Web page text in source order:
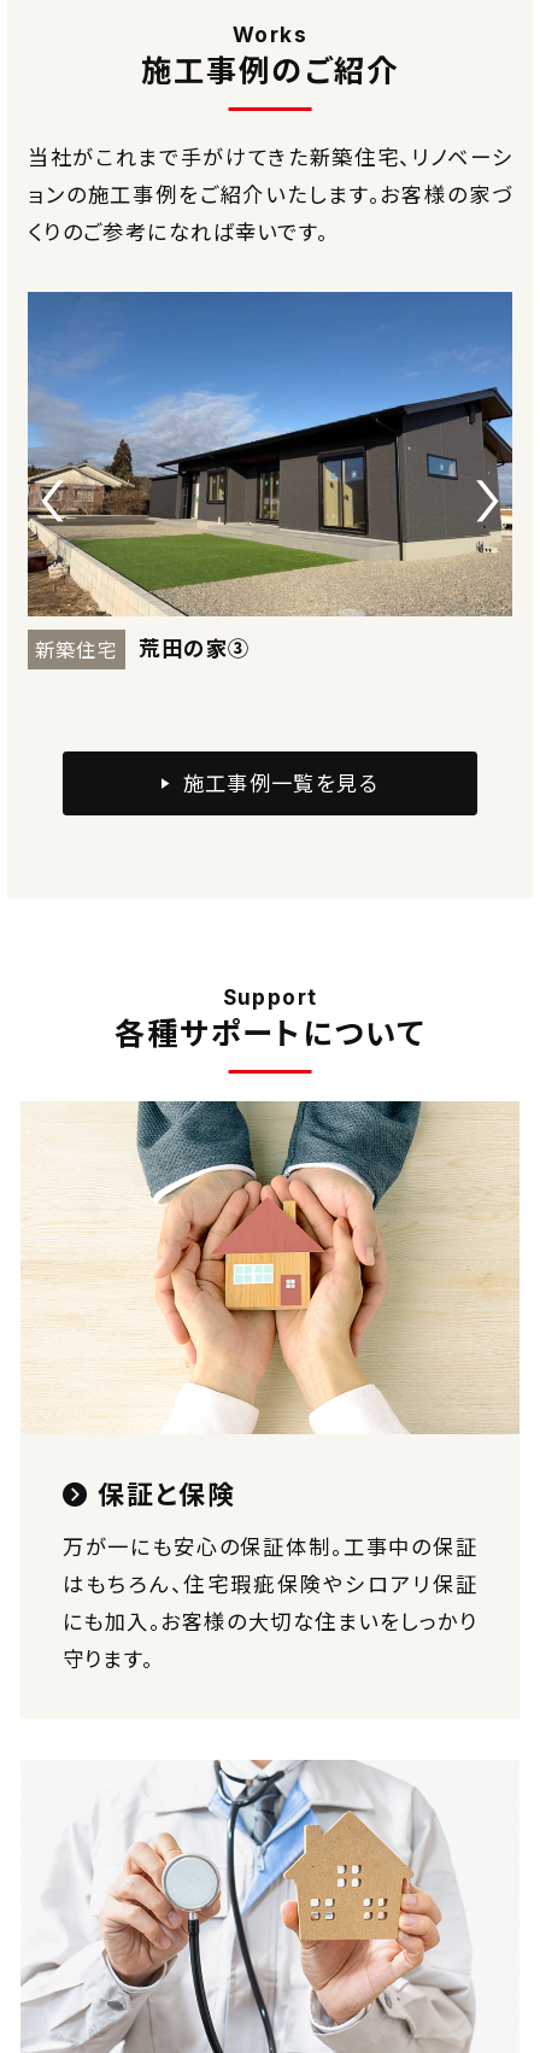
Works
施工事例のご紹介
当社がこれまで手がけてきた新築住宅、リノベーシ
ョンの施工事例をご紹介いたします。お客様の家づ
くりのご参考になれば幸いです。
リノベーション 元町の家⑤
施工事例一覧を見る
Support
各種サポートについて
保証と保険
万が一にも安心の保証体制。工事中の保証
はもちろん、住宅瑕疵保険やシロアリ保証
にも加入。お客様の大切な住まいをしっかり
守ります。